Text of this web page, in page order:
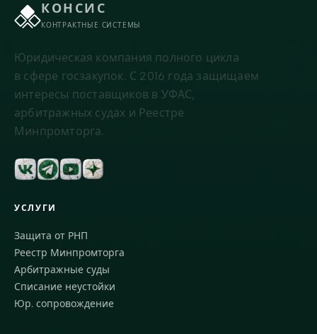
КОНСИС
КОНТРАКТНЫЕ СИСТЕМЫ
Юридическая компания полного цикла
в сфере госзакупок. С 2016 года защищаем
интересы поставщиков в УФАС,
арбитражных судах и Реестре
Минпромторга.
УСЛУГИ
Защита от РНП
Реестр Минпромторга
Арбитражные суды
Списание неустойки
Юр. сопровождение